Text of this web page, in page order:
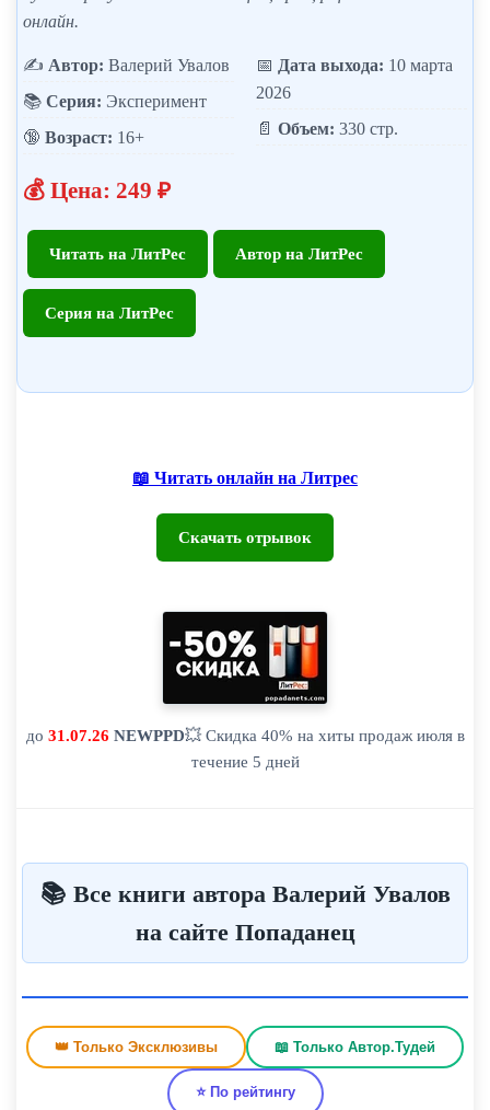
онлайн.
✍️ Автор: Валерий Увалов
📚 Серия: Эксперимент
🔞 Возраст: 16+
📅 Дата выхода: 10 марта
2026
📄 Объем: 330 стр.
💰 Цена: 249 ₽
Читать на ЛитРес Автор на ЛитРес
Серия на ЛитРес
📖 Читать онлайн на Литрес
Скачать отрывок
до 31.07.26 NEWPPD💥 Скидка 40% на хиты продаж июля в
течение 5 дней
📚 Все книги автора Валерий Увалов
на сайте Попаданец
👑 Только Эксклюзивы 📖 Только Автор.Тудей
⭐ По рейтингу